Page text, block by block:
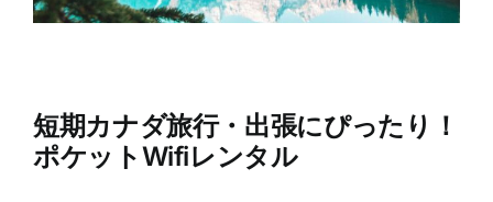
短期カナダ旅行・出張にぴったり！
ポケットWifiレンタル